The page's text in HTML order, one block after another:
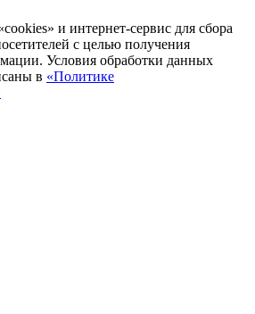
и интернет-сервис для сбора
с целью получения
Условия обработки данных
в «Политике